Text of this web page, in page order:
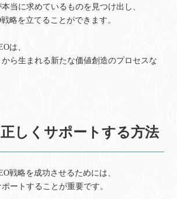
当に求めているものを見つけ出し、
略を立てることができます。
は、
ら生まれる新たな価値創造のプロセスな
しくサポートする方法
戦略を成功させるためには、
ートすることが重要です。